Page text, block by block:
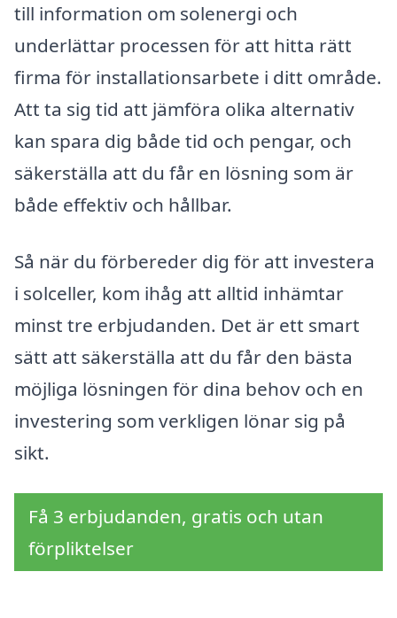
till information om solenergi och
underlättar processen för att hitta rätt
firma för installationsarbete i ditt område.
Att ta sig tid att jämföra olika alternativ
kan spara dig både tid och pengar, och
säkerställa att du får en lösning som är
både effektiv och hållbar.
Så när du förbereder dig för att investera
i solceller, kom ihåg att alltid inhämtar
minst tre erbjudanden. Det är ett smart
sätt att säkerställa att du får den bästa
möjliga lösningen för dina behov och en
investering som verkligen lönar sig på
sikt.
Få 3 erbjudanden, gratis och utan
förpliktelser